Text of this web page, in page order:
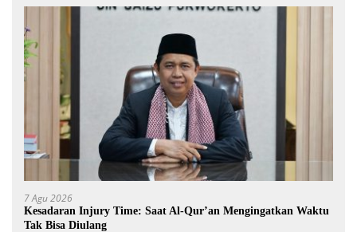
7 Agu 2026
Kesadaran Injury Time: Saat Al-Qur’an Mengingatkan Waktu
Tak Bisa Diulang